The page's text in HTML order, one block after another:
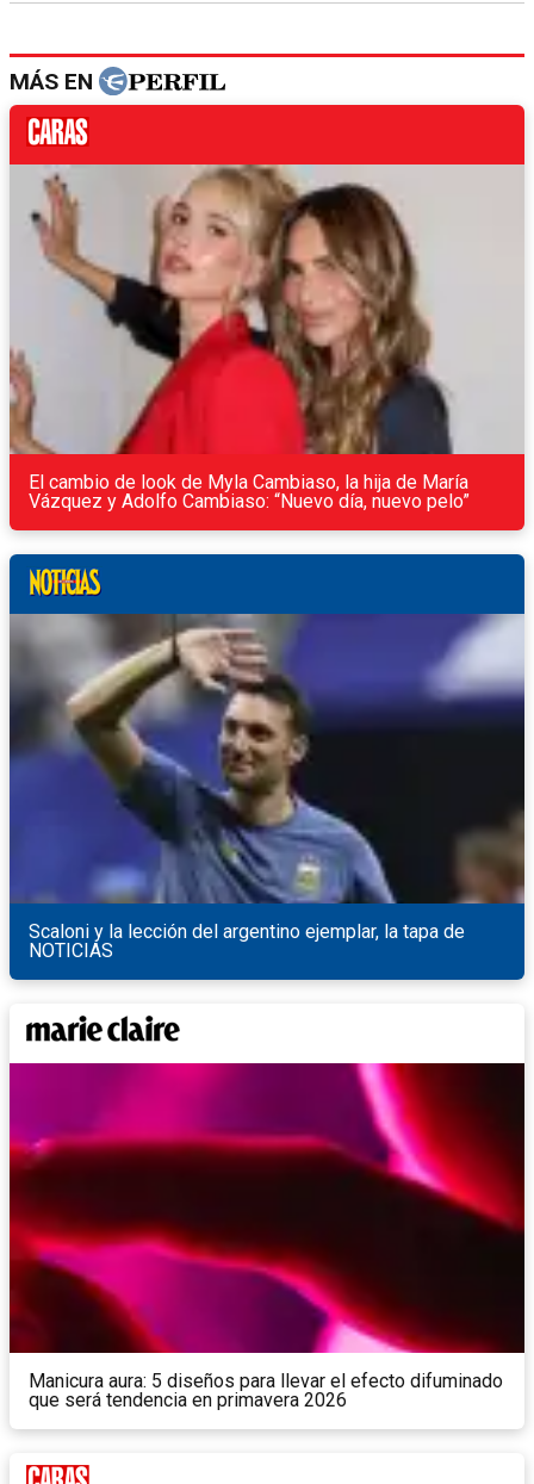
MÁS EN
El cambio de look de Myla Cambiaso, la hija de María
Vázquez y Adolfo Cambiaso: “Nuevo día, nuevo pelo”
Scaloni y la lección del argentino ejemplar, la tapa de
NOTICIAS
Manicura aura: 5 diseños para llevar el efecto difuminado
que será tendencia en primavera 2026